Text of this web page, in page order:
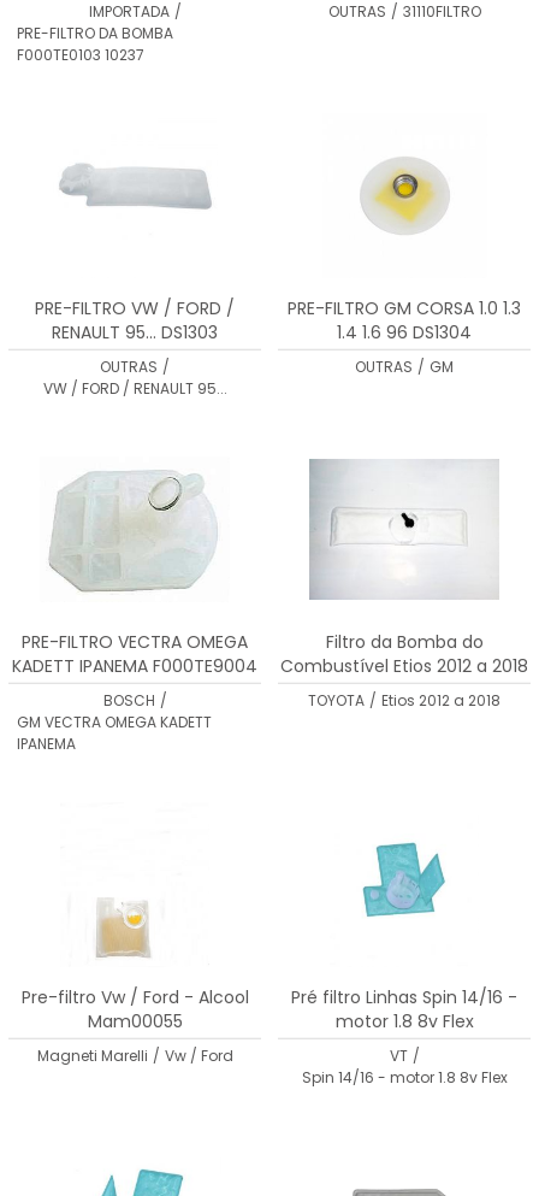
IMPORTADA /
PRE-FILTRO DA BOMBA
F000TE0103 10237
OUTRAS / 31110FILTRO
PRE-FILTRO VW / FORD /
RENAULT 95... DS1303
OUTRAS /
VW / FORD / RENAULT 95...
PRE-FILTRO GM CORSA 1.0 1.3
1.4 1.6 96 DS1304
OUTRAS / GM
PRE-FILTRO VECTRA OMEGA
KADETT IPANEMA F000TE9004
BOSCH /
GM VECTRA OMEGA KADETT
IPANEMA
Filtro da Bomba do
Combustível Etios 2012 a 2018
- 2321747010
TOYOTA / Etios 2012 a 2018
Pre-filtro Vw / Ford - Alcool
Mam00055
Magneti Marelli / Vw / Ford
Pré filtro Linhas Spin 14/16 -
motor 1.8 8v Flex
VT /
Spin 14/16 - motor 1.8 8v Flex